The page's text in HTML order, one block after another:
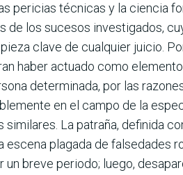
pericias técnicas y la ciencia
los sucesos investigados,
clave de cualquier juicio.
haber actuado como
determinada, por las
en el campo de la
La patraña, definida
escena plagada de falsedades
breve periodo; luego,